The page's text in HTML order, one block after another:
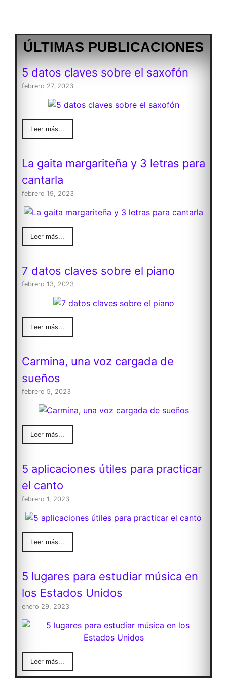
ÚLTIMAS PUBLICACIONES
5 datos claves sobre el saxofón
febrero 27, 2023
Leer más...
La gaita margariteña y 3 letras para
cantarla
febrero 19, 2023
Leer más...
7 datos claves sobre el piano
febrero 13, 2023
Leer más...
Carmina, una voz cargada de
sueños
febrero 5, 2023
Leer más...
5 aplicaciones útiles para practicar
el canto
febrero 1, 2023
Leer más...
5 lugares para estudiar música en
los Estados Unidos
enero 29, 2023
Leer más...